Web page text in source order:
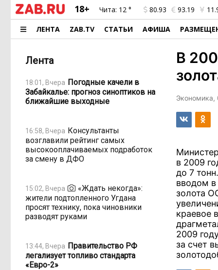
18+ Чита: 12 ° 80.93 93.19
ЛЕНТА ZAB.TV СТАТЬИ АФИША
Лента
18:01, Вчера Погодные качели в
Забайкалье: прогноз синоптиков на
ближайшие выходные
16:58, Вчера Консультанты
возглавили рейтинг самых
высокооплачиваемых подработок
за смену в ДФО
15:02, Вчера
«Ждать некогда»:
жители подтопленного Угдана
просят технику, пока чиновники
разводят руками
13:44, Вчера Правительство РФ
легализует топливо стандарта
«Евро-2»
В
Экономика,
в 2009
до 7
вводом в
золота
краевое
2009
за счет